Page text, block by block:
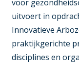
voor
uitvoert in
Innovatieve
praktijkgerichte
disciplines en